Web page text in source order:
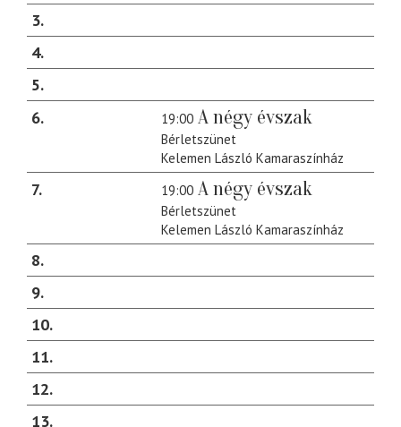
3
4
5
6
19:00 A négy évszak
Bérletszünet
Kelemen László Kamaraszínház
7 19:00 A négy évszak
Bérletszünet
Kelemen László Kamaraszínház
8
9
10
11
12
13